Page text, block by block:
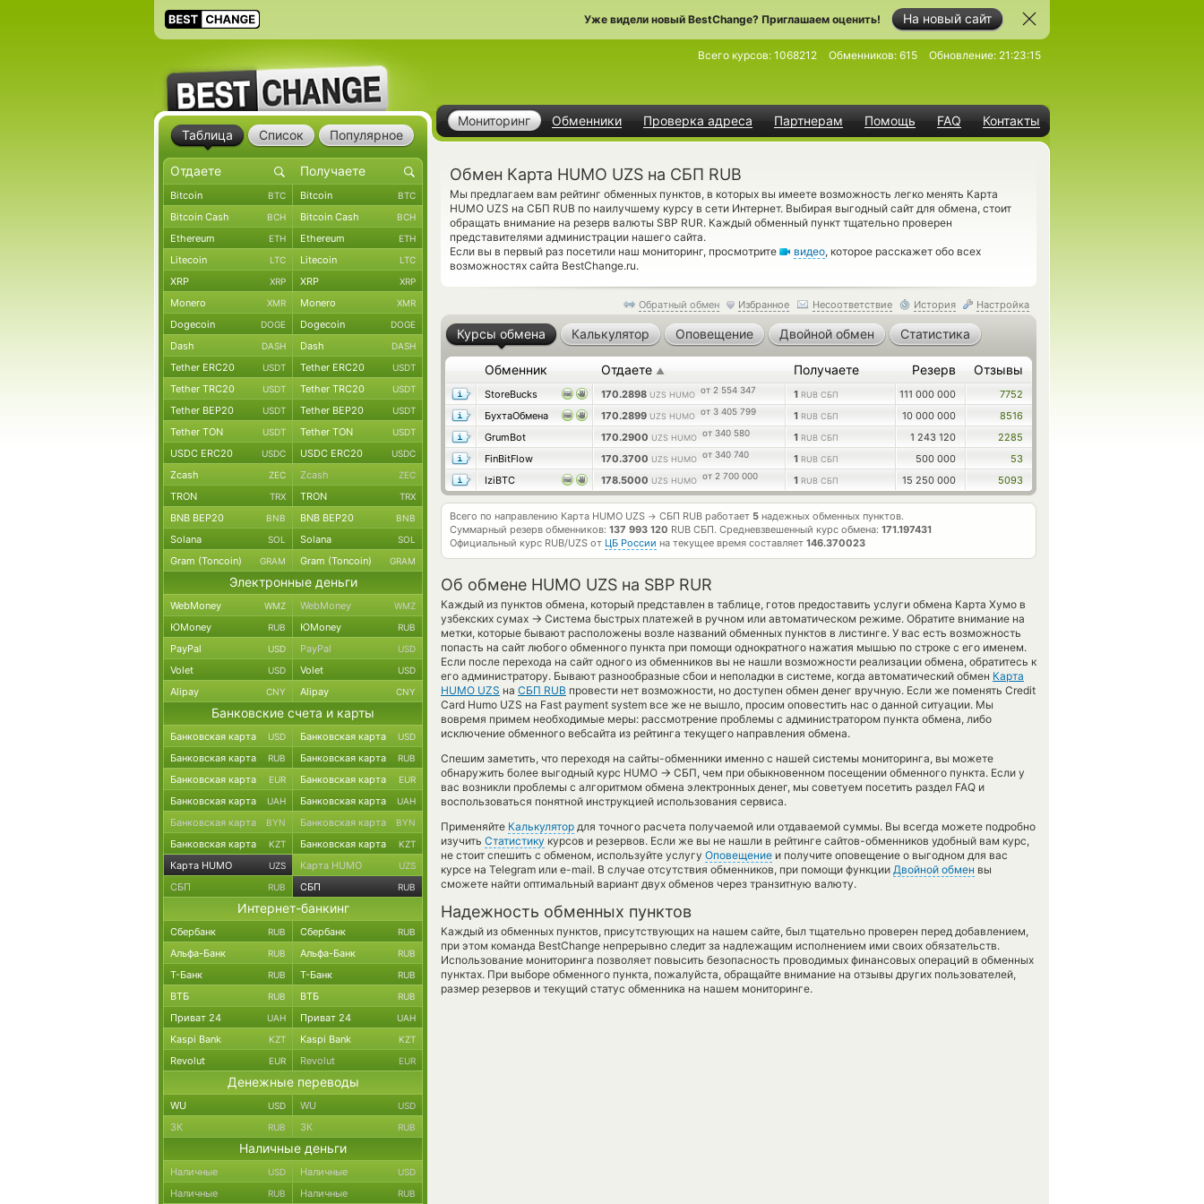
На новый сайт
Уже видели новый BestChange? Приглашаем оценить!
Мониторинг Обменники Проверка адреса Партнерам Помощь FAQ Контакты
Всего курсов: 1068212 Обменников: 615 Обновление: 21:23:15
Обмен Карта HUMO UZS на СБП RUB
Мы предлагаем вам рейтинг обменных пунктов, в которых вы имеете возможность легко менять Карта
HUMO UZS на СБП RUB по наилучшему курсу в сети Интернет. Выбирая выгодный сайт для обмена, стоит
обращать внимание на резерв валюты SBP RUR. Каждый обменный пункт тщательно проверен
представителями администрации нашего сайта.
Если вы в первый раз посетили наш мониторинг, просмотрите
видео, которое расскажет обо всех
возможностях сайта BestChange.ru.
Обратный обмен Избранное Несоответствие История Настройка
Курсы обмена Калькулятор Оповещение Двойной обмен Статистика
Обменник Отдаете ▲ Получаете Резерв Отзывы
StoreBucks 170.2898 UZS HUMO от 2 554 347 1 RUB СБП 111 000 000
7752
БухтаОбмена
170.2899 UZS HUMO от 3 405 799 1 RUB СБП 10 000 000
8516
GrumBot
170.2900 UZS HUMO от 340 580 1 RUB СБП 1 243 120
2285
FinBitFlow
170.3700 UZS HUMO от 340 740 1 RUB СБП 500 000
53
IziBTC
178.5000 UZS HUMO от 2 700 000 1 RUB СБП 15 250 000 5093
Всего по направлению Карта HUMO UZS → СБП RUB работает 5 надежных обменных пунктов.
Суммарный резерв обменников: 137 993 120 RUB СБП. Средневзвешенный курс обмена: 171.197431
Официальный курс RUB/UZS от ЦБ России на текущее время составляет 146.370023
Об обмене HUMO UZS на SBP RUR
Каждый из пунктов обмена, который представлен в таблице, готов предоставить услуги обмена Карта Хумо в
узбекских сумах → Система быстрых платежей в ручном или автоматическом режиме. Обратите внимание на
метки, которые бывают расположены возле названий обменных пунктов в листинге. У вас есть возможность
попасть на сайт любого обменного пункта при помощи однократного нажатия мышью по строке с его именем.
Если после перехода на сайт одного из обменников вы не нашли возможности реализации обмена, обратитесь к
его администратору. Бывают разнообразные сбои и неполадки в системе, когда автоматический обмен Карта
HUMO UZS на СБП RUB провести нет возможности, но доступен обмен денег вручную. Если же поменять Credit
Card Humo UZS на Fast payment system все же не вышло, просим оповестить нас о данной ситуации. Мы
вовремя примем необходимые меры: рассмотрение проблемы с администратором пункта обмена, либо
исключение обменного вебсайта из рейтинга текущего направления обмена.
Спешим заметить, что переходя на сайты-обменники именно с нашей системы мониторинга, вы можете
обнаружить более выгодный курс HUMO → СБП, чем при обыкновенном посещении обменного пункта. Если у
вас возникли проблемы с алгоритмом обмена электронных денег, мы советуем посетить раздел FAQ и
воспользоваться понятной инструкцией использования сервиса.
Применяйте Калькулятор для точного расчета получаемой или отдаваемой суммы. Вы всегда можете подробно
изучить Статистику курсов и резервов. Если же вы не нашли в рейтинге сайтов-обменников удобный вам курс,
не стоит спешить с обменом, используйте услугу Оповещение и получите оповещение о выгодном для вас
курсе на Telegram или e-mail. В случае отсутствия обменников, при помощи функции Двойной обмен вы
сможете найти оптимальный вариант двух обменов через транзитную валюту.
Надежность обменных пунктов
Каждый из обменных пунктов, присутствующих на нашем сайте, был тщательно проверен перед добавлением,
при этом команда BestChange непрерывно следит за надлежащим исполнением ими своих обязательств.
Использование мониторинга позволяет повысить безопасность проводимых финансовых операций в обменных
пунктах. При выборе обменного пункта, пожалуйста, обращайте внимание на отзывы других пользователей,
размер резервов и текущий статус обменника на нашем мониторинге.
Таблица Список Популярное
Bitcoin BTC Bitcoin BTC
Bitcoin Cash BCH Bitcoin Cash BCH
Ethereum ETH Ethereum ETH
Litecoin LTC Litecoin LTC
XRP XRP XRP XRP
Monero XMR Monero XMR
Dogecoin DOGE Dogecoin DOGE
Dash DASH Dash DASH
Tether ERC20 USDT Tether ERC20 USDT
Tether TRC20 USDT Tether TRC20 USDT
Tether BEP20 USDT Tether BEP20 USDT
Tether TON USDT Tether TON USDT
USDC ERC20 USDC USDC ERC20 USDC
Zcash ZEC Zcash ZEC
TRON TRX TRON TRX
BNB BEP20 BNB BNB BEP20 BNB
Solana SOL Solana SOL
Gram (Toncoin) GRAM Gram (Toncoin) GRAM
Электронные деньги
WebMoney WMZ WebMoney WMZ
ЮMoney RUB ЮMoney RUB
PayPal USD PayPal USD
Volet USD Volet USD
Alipay CNY Alipay CNY
Банковские счета и карты
Банковская карта USD Банковская карта USD
Банковская карта RUB Банковская карта RUB
Банковская карта EUR Банковская карта EUR
Банковская карта UAH Банковская карта UAH
Банковская карта BYN Банковская карта BYN
Банковская карта KZT Банковская карта KZT
Карта HUMO UZS Карта HUMO UZS
СБП RUB СБП RUB
Интернет-банкинг
Сбербанк RUB Сбербанк RUB
Альфа-Банк RUB Альфа-Банк RUB
Т-Банк RUB Т-Банк RUB
ВТБ RUB ВТБ RUB
Приват 24 UAH Приват 24 UAH
Kaspi Bank KZT Kaspi Bank KZT
Revolut EUR Revolut EUR
Денежные переводы
WU USD WU USD
ЗК RUB ЗК RUB
Наличные деньги
Наличные USD Наличные USD
Наличные RUB Наличные RUB